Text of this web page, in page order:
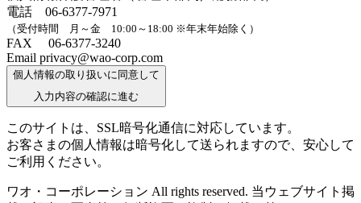
電話 06-6377-7971
（受付時間 月～金 10:00～18:00 ※年末年始除く）
FAX 06-6377-3240
Email privacy@wao-corp.com
個人情報の取り扱いに同意して
入力内容の確認に進む
このサイトは、SSL暗号化通信に対応しています。
お客さまの個人情報は暗号化して送られますので、安心して
ご利用ください。
ワオ・コーポレーション All rights reserved. 当ウェブサイト掲